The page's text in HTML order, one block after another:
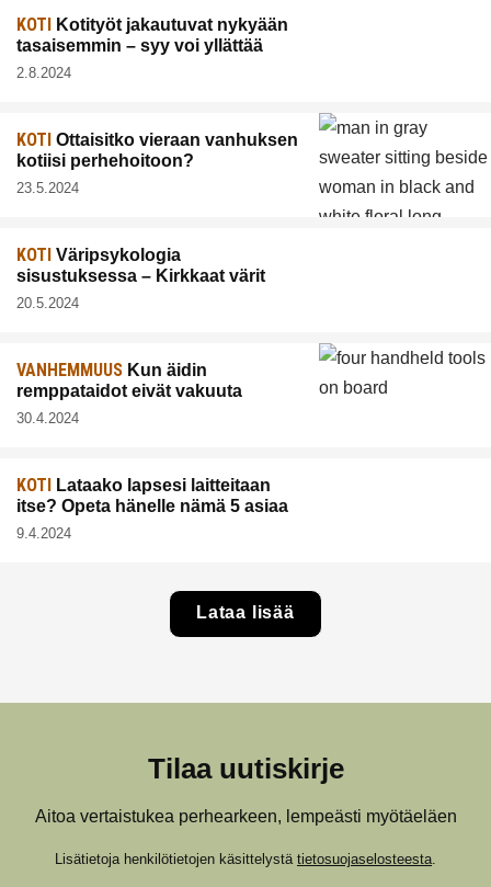
KOTI Kotityöt jakautuvat nykyään
tasaisemmin – syy voi yllättää
2.8.2024
KOTI Ottaisitko vieraan vanhuksen
kotiisi perhehoitoon?
23.5.2024
KOTI Väripsykologia
sisustuksessa – Kirkkaat värit
20.5.2024
VANHEMMUUS Kun äidin
remppataidot eivät vakuuta
30.4.2024
KOTI Lataako lapsesi laitteitaan
itse? Opeta hänelle nämä 5 asiaa
9.4.2024
Lataa lisää
Tilaa uutiskirje
Aitoa vertaistukea perhearkeen, lempeästi myötäeläen
Lisätietoja henkilötietojen käsittelystä tietosuojaselosteesta.